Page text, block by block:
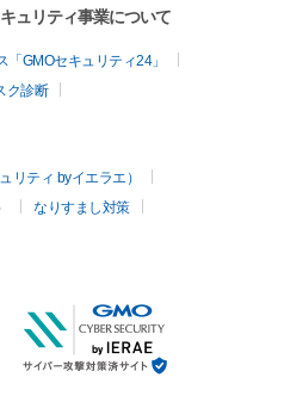
ュリティ事業について
GMOセキュリティ24」
ク診断
リティ byイエラエ）
なりすまし対策